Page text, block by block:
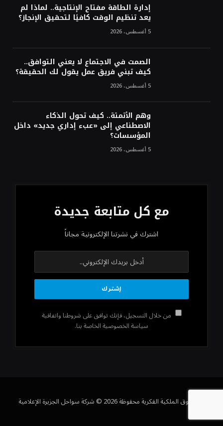
إدارة الطاقة مفتاح الإنتاجية.. لماذا لم
يعد تنظيم الوقت كافيًا لتحقيق الإنجاز؟
5 أغسطس، 2026
الصمت في الاجتماع لا يعني التوافق..
كيف تبني فريق عمل يقول لك الحقيقة؟
5 أغسطس، 2026
وهم الأتمتة.. كيف تحول الذكاء
الاصطناعي إلى «عبء إداري جديد» داخل
المؤسسات؟
5 أغسطس، 2026
مع كل متابعة جديدة
اشترك في نشرتنا الإلكترونية مجاناً
من خلال التسجيل، فإنك توافق على شروطنا واتفاقية
سياسة الخصوصية الخاصة بنا.
كل حقوق الملكية الفكرية محفوظة 2026 © شركة سواحل الجزيرة الإعلامية